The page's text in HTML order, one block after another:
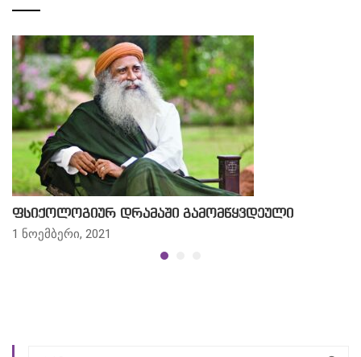
ფსიქოლოგიურ დრამაში გამომწყვდეული
1 ნოემბერი, 2021